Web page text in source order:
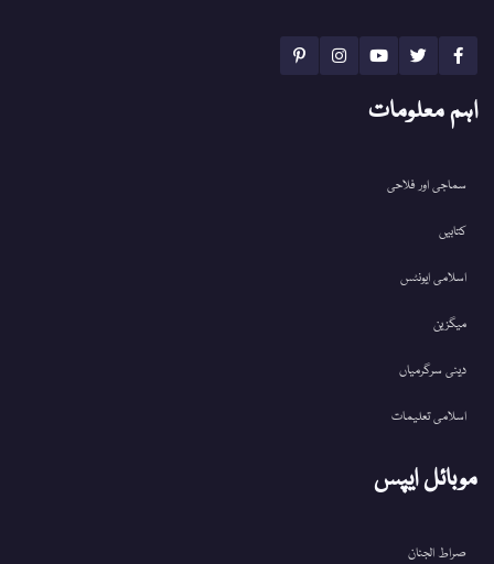
اہم معلومات
سماجی اور فلاحی
کتابیں
اسلامی ایونٹس
میگزین
دینی سرگرمیاں
اسلامی تعلیمات
موبائل ایپس
صراط الجنان